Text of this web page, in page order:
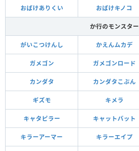
おばけありくい おばけキノコ
か行のモンスター
がいこつけんし かえんムカデ
ガメゴン ガメゴンロード
カンダタ カンダタこぶん
ギズモ キメラ
キャタピラー キャットバット
キラーアーマー キラーエイプ